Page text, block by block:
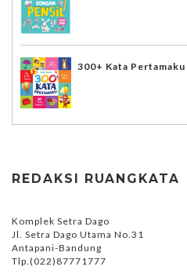
300+ Kata Pertamaku
REDAKSI RUANGKATA
Komplek Setra Dago
Jl. Setra Dago Utama No.31
Antapani-Bandung
Tlp.(022)87771777